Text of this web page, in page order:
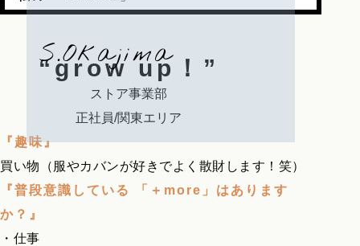
S.Okajima
“grow up！”
ストア事業部
正社員/関東エリア
『趣味』
買い物（服やカバンが好きでよく散財します！笑）
『普段意識している 「＋more」はあります
か？』
・仕事